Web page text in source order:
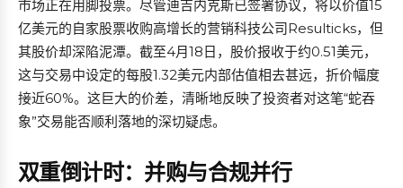
市场正在用脚投票。尽管迪吉内克斯已签署协议，将以价值15
亿美元的自家股票收购高增长的营销科技公司Resulticks，但
其股价却深陷泥潭。截至4月18日，股价报收于约0.51美元，
这与交易中设定的每股1.32美元内部估值相去甚远，折价幅度
接近60%。这巨大的价差，清晰地反映了投资者对这笔“蛇吞
象”交易能否顺利落地的深切疑虑。
双重倒计时：并购与合规并行